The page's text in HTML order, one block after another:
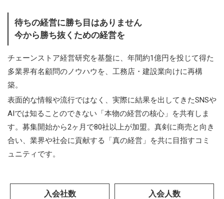
待ちの経営に勝ち目はありません
今から勝ち抜くための経営を
チェーンストア経営研究を基盤に、年間約1億円を投じて得た
多業界有名顧問のノウハウを、工務店・建設業向けに再構
築。
表面的な情報や流行ではなく、実際に結果を出してきたSNSや
AIでは知ることのできない「本物の経営の核心」を共有しま
す。募集開始から2ヶ月で80社以上が加盟。真剣に商売と向き
合い、業界や社会に貢献する「真の経営」を共に目指すコミ
ュニティです。
入会社数 入会人数